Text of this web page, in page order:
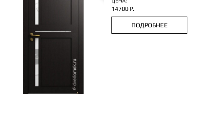
14700 Р.
ПОДРОБНЕЕ